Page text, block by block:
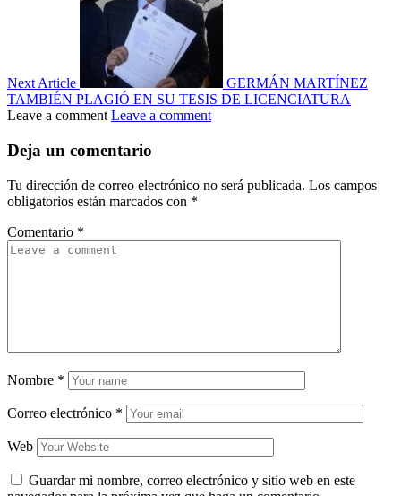
Next Article
GERMÁN MARTÍNEZ
TAMBIÉN PLAGIÓ EN SU TESIS DE LICENCIATURA
Leave a comment Leave a comment
Deja un comentario
Tu dirección de correo electrónico no será publicada. Los campos
obligatorios están marcados con *
Comentario *
Nombre *
Correo electrónico *
Web
Guardar mi nombre, correo electrónico y sitio web en este